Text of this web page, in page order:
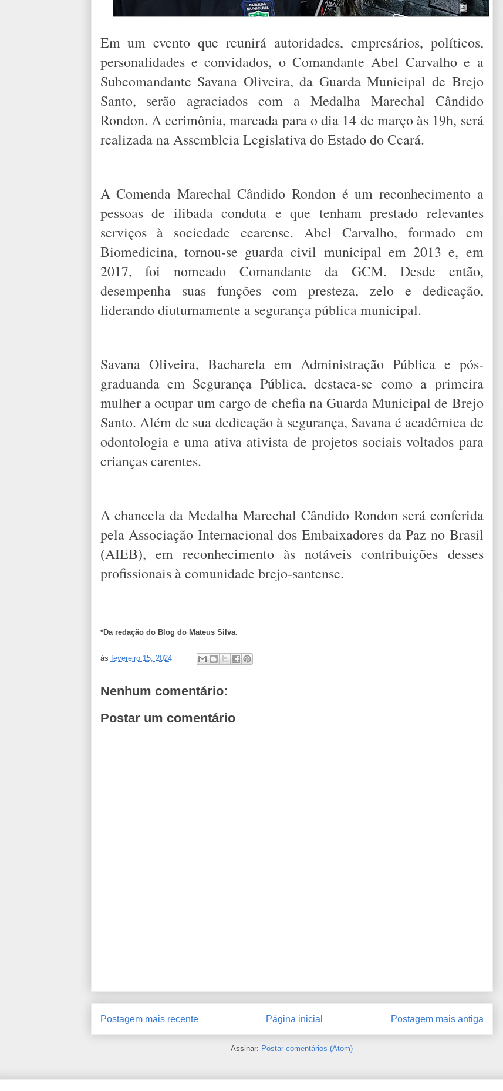
Em um evento que reunirá autoridades, empresários, políticos,
personalidades e convidados, o Comandante Abel Carvalho e a
Subcomandante Savana Oliveira, da Guarda Municipal de Brejo
Santo, serão agraciados com a Medalha Marechal Cândido
Rondon. A cerimônia, marcada para o dia 14 de março às 19h, será
realizada na Assembleia Legislativa do Estado do Ceará.
A Comenda Marechal Cândido Rondon é um reconhecimento a
pessoas de ilibada conduta e que tenham prestado relevantes
serviços à sociedade cearense. Abel Carvalho, formado em
Biomedicina, tornou-se guarda civil municipal em 2013 e, em
2017, foi nomeado Comandante da GCM. Desde então,
desempenha suas funções com presteza, zelo e dedicação,
liderando diuturnamente a segurança pública municipal.
Savana Oliveira, Bacharela em Administração Pública e pós-
graduanda em Segurança Pública, destaca-se como a primeira
mulher a ocupar um cargo de chefia na Guarda Municipal de Brejo
Santo. Além de sua dedicação à segurança, Savana é acadêmica de
odontologia e uma ativa ativista de projetos sociais voltados para
crianças carentes.
A chancela da Medalha Marechal Cândido Rondon será conferida
pela Associação Internacional dos Embaixadores da Paz no Brasil
(AIEB), em reconhecimento às notáveis contribuições desses
profissionais à comunidade brejo-santense.
*Da redação do Blog do Mateus Silva.
às fevereiro 15, 2024
Nenhum comentário:
Postar um comentário
Postagem mais recente Postagem mais antiga
Página inicial
Assinar: Postar comentários (Atom)